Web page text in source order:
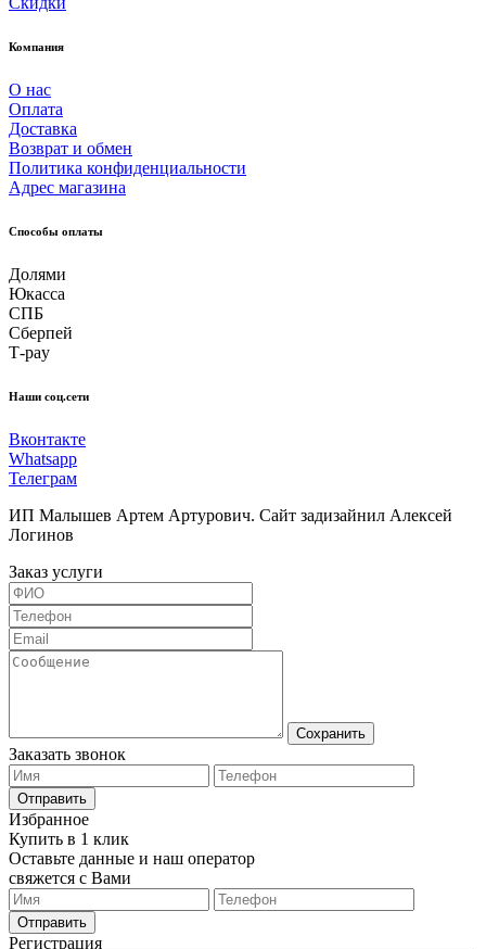
Компания
О нас
Оплата
Доставка
Возврат и обмен
Политика конфиденциальности
Адрес магазина
Способы оплаты
Долями
Юкасса
СПБ
Сберпей
Т-pay
Наши соц.сети
Вконтакте
Whatsapp
Телеграм
ИП Малышев Артем Артурович. Сайт задизайнил Алексей
Логинов
Заказ услуги
Сохранить
Заказать звонок
Отправить
Избранное
Купить в 1 клик
Оставьте данные и наш оператор
свяжется с Вами
Отправить
Регистрация